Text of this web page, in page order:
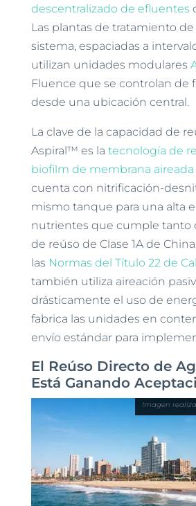
descentralizado de efluentes
Las plantas de tratamiento
sistema, espaciadas a
utilizan unidades modulares
Fluence que se controlan de
desde una ubicación central.
La clave de la capacidad de
Aspiral™ es la tecnología de
biofilm de membrana aireada
cuenta con nitrificación-
mismo tanque para una alta
nutrientes que cumple tanto
de reúso de Clase 1A de
las Normas del Título 22 de
también utiliza aireación
drásticamente el uso de
fabrica las unidades en
envío estándar para
El Reúso Directo de
Está Ganando